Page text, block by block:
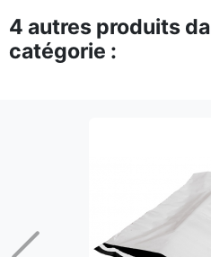
4 autres produits
catégorie :